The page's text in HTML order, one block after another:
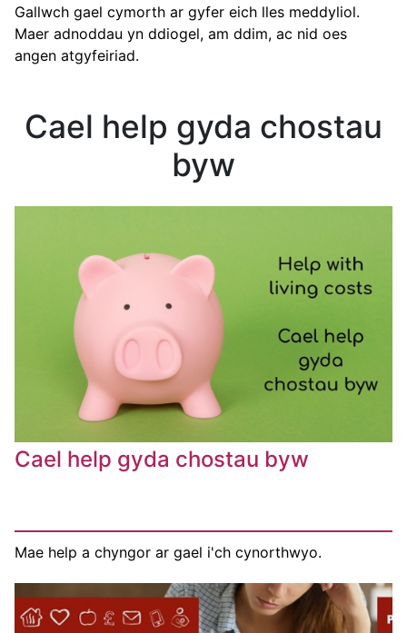
Gallwch gael cymorth ar gyfer eich lles meddyliol.
Maer adnoddau yn ddiogel, am ddim, ac nid oes
angen atgyfeiriad.
Cael help gyda chostau
byw
Cael help gyda chostau byw
Mae help a chyngor ar gael i'ch cynorthwyo.